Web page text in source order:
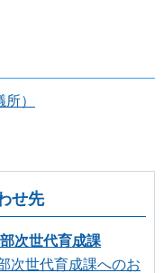
）
せ先
次世代育成課
次世代育成課へのお